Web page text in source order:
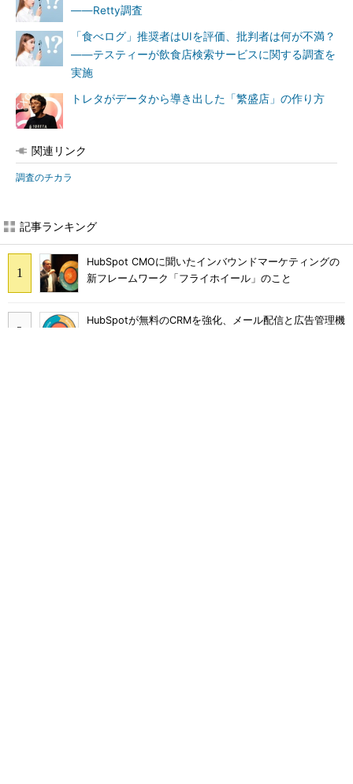
――Retty調査
「食べログ」推奨者はUIを評価、批判者は何が不満？
――テスティーが飲食店検索サービスに関する調査を
実施
トレタがデータから導き出した「繁盛店」の作り方
関連リンク
調査のチカラ
記事ランキング
HubSpot CMOに聞いたインバウンドマーケティングの
新フレームワーク「フライホイール」のこと
HubSpotが無料のCRMを強化、メール配信と広告管理機